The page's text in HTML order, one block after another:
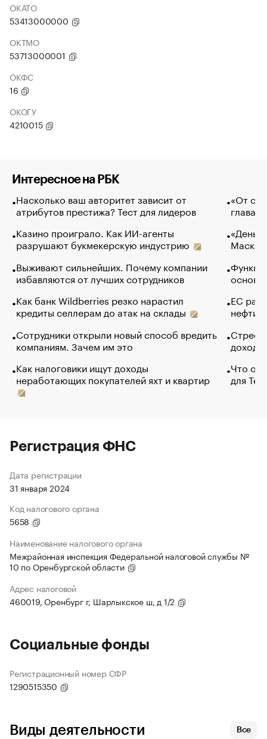
ОКАТО
53413000000
ОКТМО
53713000001
ОКФС
16
ОКОГУ
4210015
Интересное на РБК
Насколько ваш авторитет зависит от
атрибутов престижа? Тест для лидеров
Казино проиграло. Как ИИ-агенты
разрушают букмекерскую индустрию
Выживают сильнейших. Почему компании
избавляются от лучших сотрудников
Как банк Wildberries резко нарастил
кредиты селлерам до атак на склады
Сотрудники открыли новый способ вредить
компаниям. Зачем им это
Как налоговики ищут доходы
неработающих покупателей яхт и квартир
«От
глава
Маск в
основ
ЕС
нефти
Что
для
Регистрация ФНС
Дата регистрации
31 января 2024
Код налогового органа
5658
Наименование налогового органа
Межрайонная инспекция Федеральной налоговой службы №
10 по Оренбургской области
Адрес налоговой
460019, Оренбург г, Шарлыкское ш, д 1/2
Социальные фонды
Регистрационный номер СФР
1290515350
Виды деятельности Все